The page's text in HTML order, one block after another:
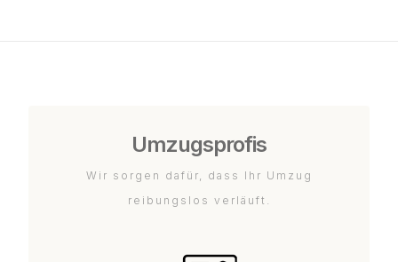
Umzugsprofis
Wir sorgen dafür, dass Ihr Umzug
reibungslos verläuft.